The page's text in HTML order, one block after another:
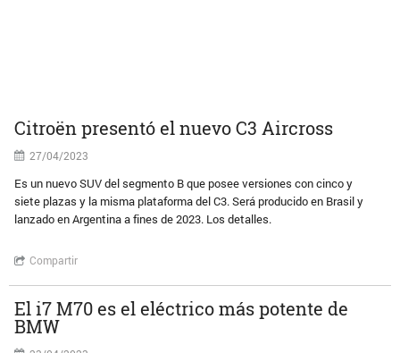
Citroën presentó el nuevo C3 Aircross
27/04/2023
Es un nuevo SUV del segmento B que posee versiones con cinco y
siete plazas y la misma plataforma del C3. Será producido en Brasil y
lanzado en Argentina a fines de 2023. Los detalles.
Compartir
El i7 M70 es el eléctrico más potente de
BMW